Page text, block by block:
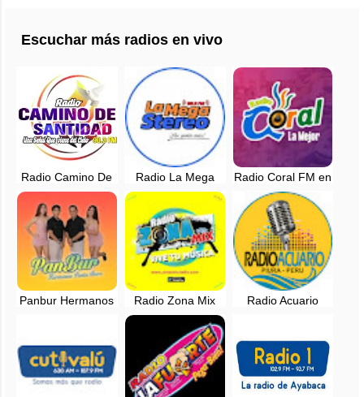
Escuchar más radios en vivo
Radio Camino De
Santidad en vivo -
Piura, Perú
Radio La Mega
Stereo 98.9 FM
Canchaque en vivo
Radio Coral FM en
vivo - Sechura -
Talara - Mancora
Panbur Hermanos
Radio Zona Mix
Piura en vivo
Radio Acuario